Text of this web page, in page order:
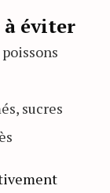
éviter
sucres